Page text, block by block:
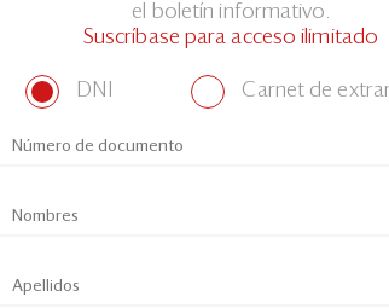
el boletín informativo.
Suscríbase para acceso ilimitado
DNI Carnet de